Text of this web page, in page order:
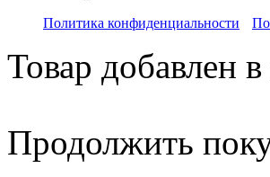
Политика конфиденциальности
Товар добавлен
Продолжить